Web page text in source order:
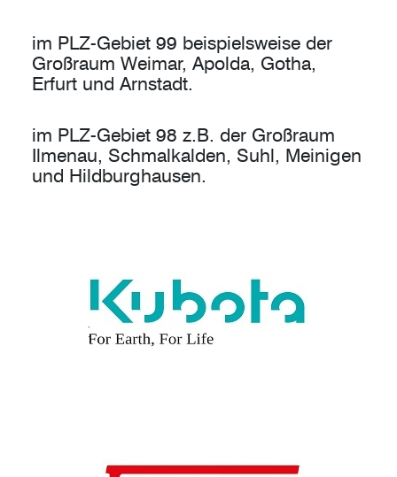
im PLZ-Gebiet 99 beispielsweise der
Großraum Weimar, Apolda, Gotha,
Erfurt und Arnstadt.
im PLZ-Gebiet 98 z.B. der Großraum
Ilmenau, Schmalkalden, Suhl, Meinigen
und Hildburghausen.